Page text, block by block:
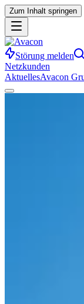
Zum Inhalt springen
Störung melden
Netzkunden
AktuellesAvacon